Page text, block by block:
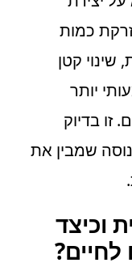
כמות
שינוי קטן
יותר
זו בדיוק
שמבין את
וכיצד